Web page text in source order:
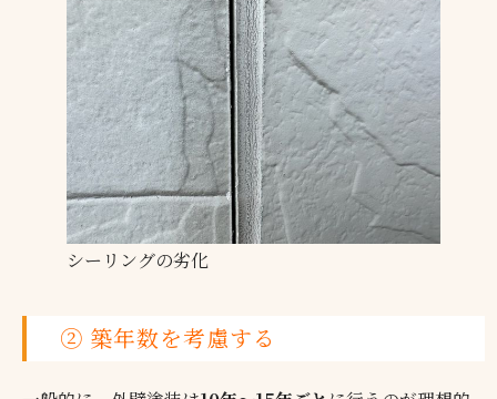
シーリングの劣化
② 築年数を考慮する